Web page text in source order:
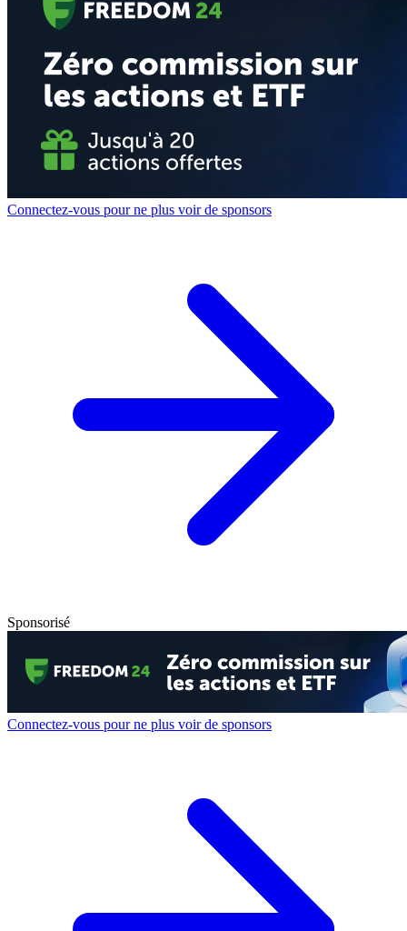
Connectez-vous pour ne plus voir de sponsors
Sponsorisé
Connectez-vous pour ne plus voir de sponsors